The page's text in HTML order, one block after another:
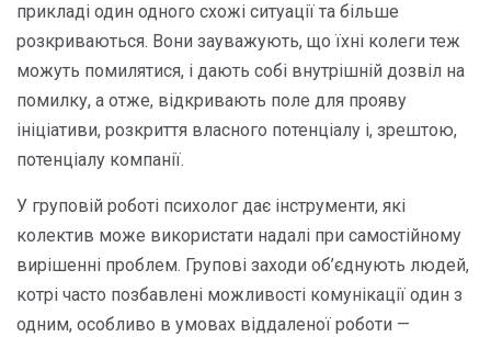
прикладі один одного схожі ситуації та більше
розкриваються. Вони зауважують, що їхні колеги теж
можуть помилятися, і дають собі внутрішній дозвіл на
помилку, а отже, відкривають поле для прояву
ініціативи, розкриття власного потенціалу і, зрештою,
потенціалу компанії.
У груповій роботі психолог дає інструменти, які
колектив може використати надалі при самостійному
вирішенні проблем. Групові заходи об’єднують людей,
котрі часто позбавлені можливості комунікації один з
одним, особливо в умовах віддаленої роботи —